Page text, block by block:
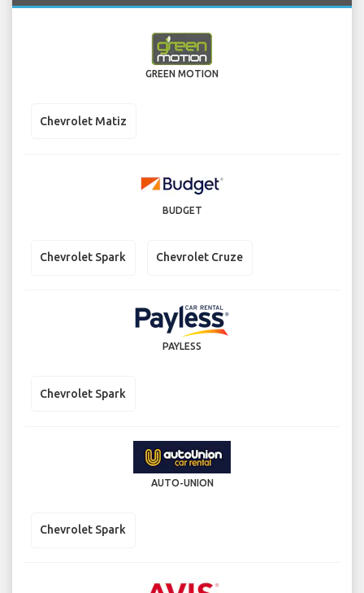
GREEN MOTION
Chevrolet Matiz
BUDGET
Chevrolet Spark Chevrolet Cruze
PAYLESS
Chevrolet Spark
AUTO-UNION
Chevrolet Spark